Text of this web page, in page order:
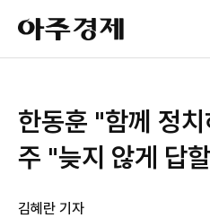
아
주
경
한동훈 "함께 정
주 "늦지 않게 답
김혜란 기자